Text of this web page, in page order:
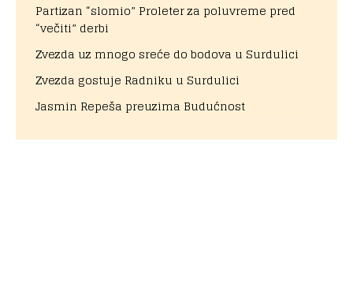
Partizan “slomio” Proleter za poluvreme pred
“večiti” derbi
Zvezda uz mnogo sreće do bodova u Surdulici
Zvezda gostuje Radniku u Surdulici
Jasmin Repeša preuzima Budućnost